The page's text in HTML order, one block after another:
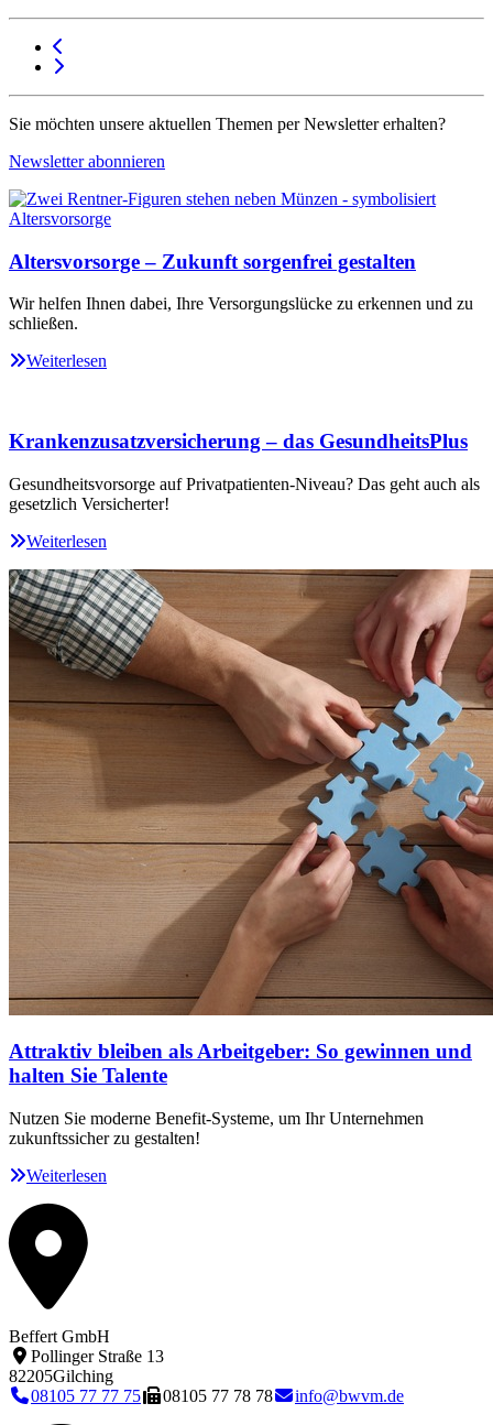
Sie möchten unsere aktuellen Themen per Newsletter erhalten?
Newsletter abonnieren
Altersvorsorge – Zukunft sorgenfrei gestalten
Wir helfen Ihnen dabei, Ihre Versorgungslücke zu erkennen und zu
schließen.
Weiterlesen
Krankenzusatzversicherung – das GesundheitsPlus
Gesundheitsvorsorge auf Privatpatienten-Niveau? Das geht auch als
gesetzlich Versicherter!
Weiterlesen
Attraktiv bleiben als Arbeitgeber: So gewinnen und
halten Sie Talente
Nutzen Sie moderne Benefit-Systeme, um Ihr Unternehmen
zukunftssicher zu gestalten!
Weiterlesen
Beffert GmbH
Pollinger Straße 13
82205Gilching
08105 77 77 75
08105 77 78 78 info@bwvm.de